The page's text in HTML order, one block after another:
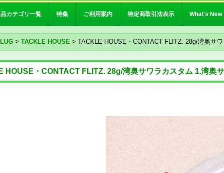
カテゴリ一覧 特集 ご利用案内 特定商取引法表示 What's New
> TACKLE HOUSE > TACKLE HOUSE・CONTACT FLITZ. 28g/湾奥サ
HOUSE・CONTACT FLITZ. 28g/湾奥サワラカスタム 1.湾奥